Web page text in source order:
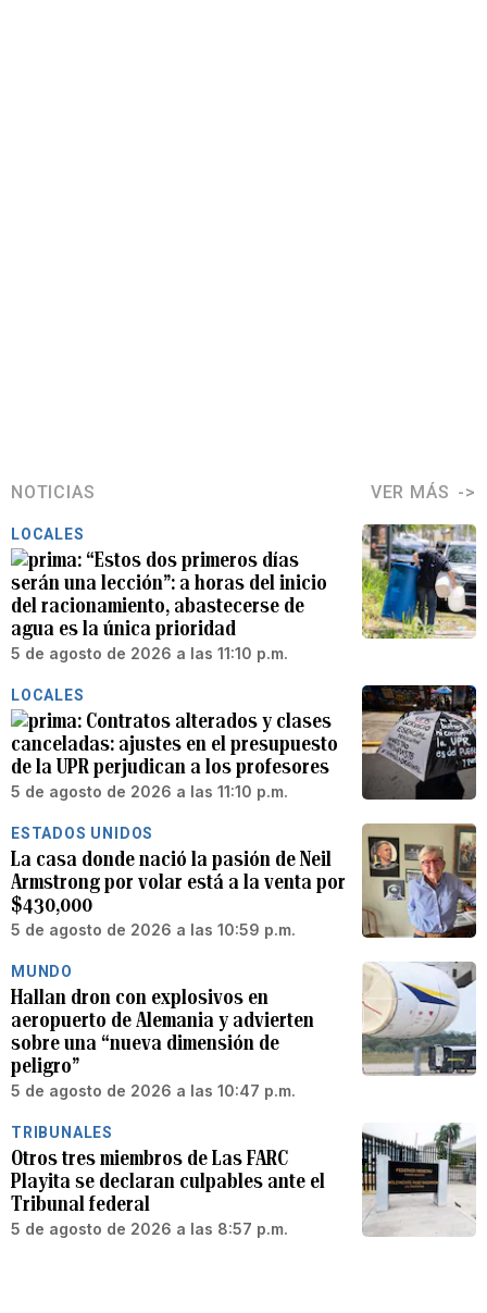
NOTICIAS VER MÁS
LOCALES
“Estos dos primeros días
serán una lección”: a horas del inicio
del racionamiento, abastecerse de
agua es la única prioridad
5 de agosto de 2026 a las 11:10 p.m.
LOCALES
Contratos alterados y clases
canceladas: ajustes en el presupuesto
de la UPR perjudican a los profesores
5 de agosto de 2026 a las 11:10 p.m.
ESTADOS UNIDOS
La casa donde nació la pasión de Neil
Armstrong por volar está a la venta por
$430,000
5 de agosto de 2026 a las 10:59 p.m.
MUNDO
Hallan dron con explosivos en
aeropuerto de Alemania y advierten
sobre una “nueva dimensión de
peligro”
5 de agosto de 2026 a las 10:47 p.m.
TRIBUNALES
Otros tres miembros de Las FARC
Playita se declaran culpables ante el
Tribunal federal
5 de agosto de 2026 a las 8:57 p.m.